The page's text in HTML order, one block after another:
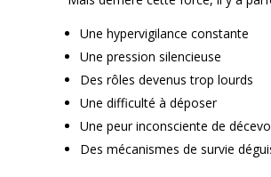
Une hypervigilance constante
Une pression silencieuse
Des rôles devenus trop lourds
Une difficulté à déposer
Une peur inconsciente de
Des mécanismes de survie